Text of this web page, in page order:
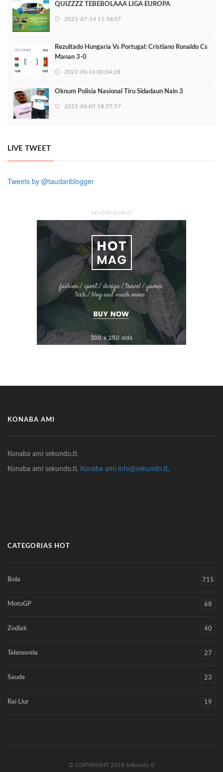
QUIZZZZ TEBEBOLAAA LIGA EUROPA
2021-07-14 11:56:07
Rezultado Hungaria Vs Portugal: Cristiano Ronaldo Cs
Manan 3-0
2021-06-16 00:04:28
Oknum Polisia Nasional Tiru Sidadaun Nain 3
2021-06-05 18:55:57
LIVE TWEET
Tweets by @taudariblogger
ADVERTISEMENT
KONABA AMI
Konaba ami sekundo.tl.
Konaba ami sekundo.tl. Konaba ami info@sekundo.tl..
CATEGORIAS HOT
Bola 715
MotoGP 68
Zodiak 40
Telenovela 27
Saude 23
Rai Liur 19
© COPYRIGHT 2018 Sekundo.tl